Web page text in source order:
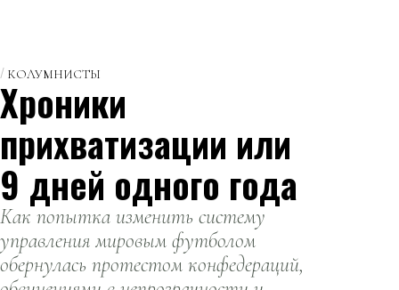
КОЛУМНИСТЫ
Хроники
прихватизации или
9 дней одного года
Как попытка изменить систему
управления мировым футболом
обернулась протестом конфедераций,